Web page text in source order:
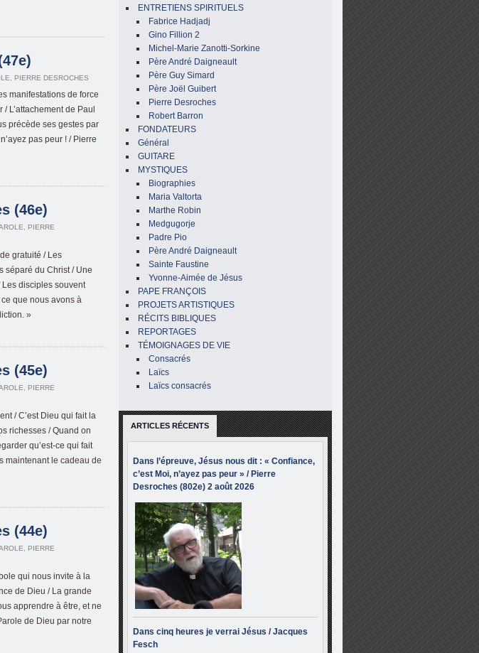
ENTRETIENS SPIRITUELS
Fabrice Hadjadj
Gino Fillion 2
Michel-Marie Zanotti-Sorkine
Père André Daigneault
Père Guy Simard
Père Joël Guibert
Pierre Desroches
Robert Barron
FONDATEURS
Général
GUITARE
MYSTIQUES
Biographies
Maria Valtorta
Marthe Robin
Medgugorje
Padre Pio
Père André Daigneault
Sainte Faustine
Yvonne-Aimée de Jésus
PAPE FRANÇOIS
PROJETS ARTISTIQUES
RÉCITS BIBLIQUES
REPORTAGES
TÉMOIGNAGES DE VIE
Consacrés
Laïcs
Laïcs consacrés
ARTICLES RÉCENTS
Dans l’épreuve, Jésus nous dit : « Confiance,
c’est Moi, n’ayez pas peur » / Pierre
Desroches (802e) 2 août 2026
Dans cinq heures je verrai Jésus / Jacques
Fesch
PIERRE DESROCHES
manifestations de force
L’attachement de Paul
précède ses gestes par
pas peur ! / Pierre
(46e)
PIERRE
gratuité / Les
séparé du Christ / Une
disciples souvent
que nous avons à
»
(45e)
PIERRE
/ C’est Dieu qui fait la
richesses / Quand on
qu’est-ce qui fait
maintenant le cadeau de
(44e)
PIERRE
qui nous invite à la
de Dieu / La grande
apprendre à être, et ne
de Dieu par notre